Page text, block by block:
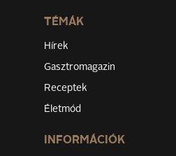
TÉMÁK
Hírek
Gasztromagazin
Receptek
Életmód
INFORMÁCIÓK